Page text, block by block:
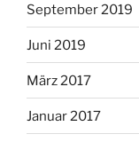
September 2019
Juni 2019
März 2017
Januar 2017